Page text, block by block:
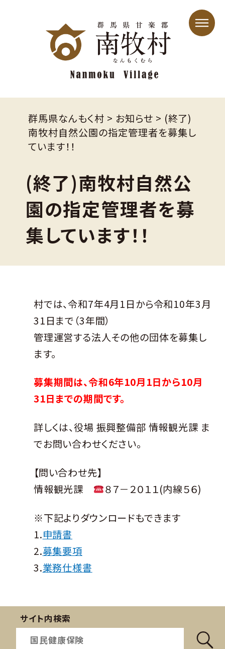
群馬県なんもく村 > お知らせ > (終了)
南牧村自然公園の指定管理者を募集し
ています！！
(終了)南牧村自然公
園の指定管理者を募
集しています！！
村では、令和7年4月1日から令和10年3月
31日まで（3年間）
管理運営する法人その他の団体を募集し
ます。
募集期間は、令和6年10月1日から10月
31日までの期間です。
詳しくは、役場 振興整備部 情報観光課 ま
でお問い合わせください。
【問い合わせ先】
情報観光課
８７－２０１１(内線５６)
※下記よりダウンロードもできます
1.申請書
2.募集要項
3.業務仕様書
サイト内検索